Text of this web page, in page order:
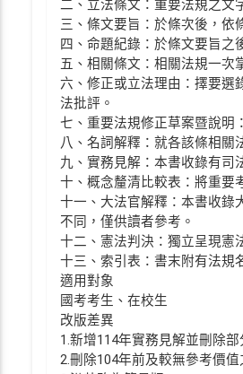
二、立法條文：重要法規之文
三、條文要旨：於條次後，依
四、命題紀錄：於條文要旨之
五、相關條文：相關法規一次
六、修正或立法理由：擇要選
法批評。
七、重要法規修正草案暨說明
八、名詞解釋：就各該條相關
九、實務見解：本書收錄有司
十、概念釐清比較表：將重要
十一、大法官解釋：本書收錄
不同，僅供讀者參考。
十二、憲法判決：獨立呈現憲
十三、索引表：書末附有法規
適用對象
國考考生、在校生
改版差異
1.新增114年實務見解並刪除
2.刪除104年前及較無參考價值